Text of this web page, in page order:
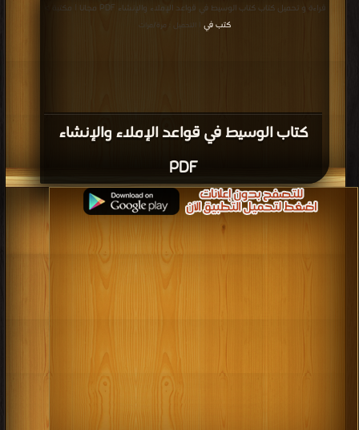
كتاب الوسيط في قواعد الإملاء والإنشاء
PDF
قراءة و تحميل كتاب كتاب الوسيط في قواعد الإملاء والإنشاء PDF مجانا | مكتبة >
كتب في
| التحميل : مرة/مرات